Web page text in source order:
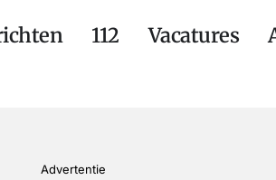
112 Vacatures
Advertentie